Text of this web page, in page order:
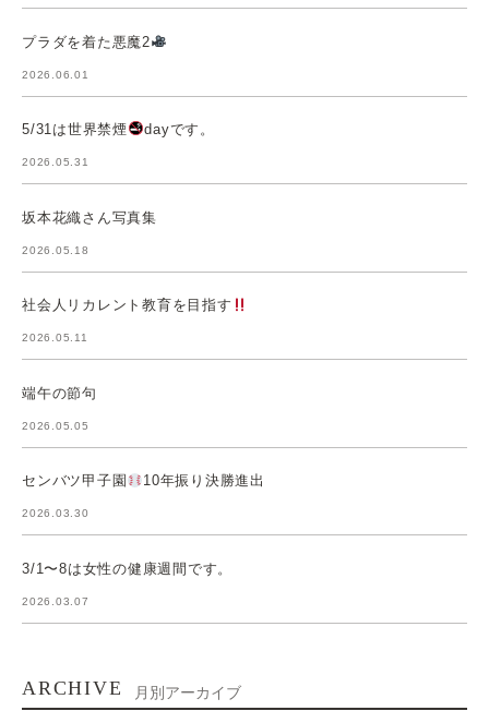
プラダを着た悪魔2
2026.06.01
5/31は世界禁煙 dayです。
2026.05.31
坂本花織さん写真集
2026.05.18
社会人リカレント教育を目指す
2026.05.11
端午の節句
2026.05.05
センバツ甲子園 10年振り決勝進出
2026.03.30
3/1〜8は女性の健康週間です。
2026.03.07
ARCHIVE 月別アーカイブ